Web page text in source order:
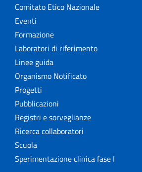
Comitato Etico Nazionale
Eventi
Formazione
Laboratori di riferimento
Linee guida
Organismo Notificato
Progetti
Pubblicazioni
Registri e sorveglianze
Ricerca collaboratori
Scuola
Sperimentazione clinica fase I